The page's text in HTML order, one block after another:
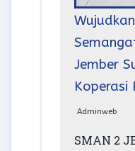
Jember
Koperasi
Adminweb
SMAN 2